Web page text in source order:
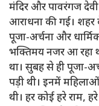
मंदिर और पावरंगज
आराधना की गई। शहर
पूजा-अर्चना और
भक्तिमय नजर आ रहा
था। सुबह से ही पूजा-
पड़ी थी। इनमें
थी। हर कोई हरे राम,